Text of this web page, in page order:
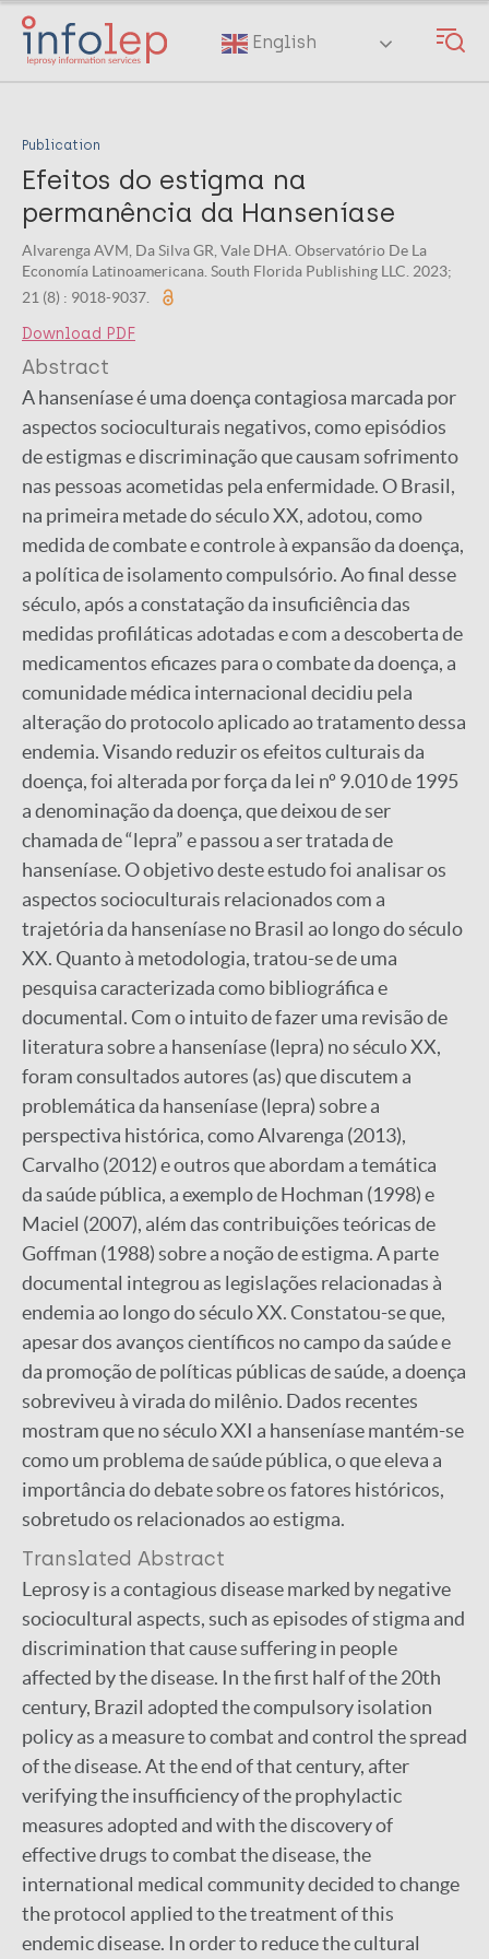
Skip
main
English
Publication
Efeitos do estigma na
permanência da Hanseníase
Alvarenga AVM, Da Silva GR, Vale DHA. Observatório De La
Economía Latinoamericana. South Florida Publishing LLC. 2023;
21 (8) : 9018-9037.
Download PDF
Abstract
A hanseníase é uma doença contagiosa marcada por
aspectos socioculturais negativos, como episódios
de estigmas e discriminação que causam sofrimento
nas pessoas acometidas pela enfermidade. O Brasil,
na primeira metade do século XX, adotou, como
medida de combate e controle à expansão da doença,
a política de isolamento compulsório. Ao final desse
século, após a constatação da insuficiência das
medidas profiláticas adotadas e com a descoberta de
medicamentos eficazes para o combate da doença, a
comunidade médica internacional decidiu pela
alteração do protocolo aplicado ao tratamento dessa
endemia. Visando reduzir os efeitos culturais da
doença, foi alterada por força da lei nº 9.010 de 1995
a denominação da doença, que deixou de ser
chamada de “lepra” e passou a ser tratada de
hanseníase. O objetivo deste estudo foi analisar os
aspectos socioculturais relacionados com a
trajetória da hanseníase no Brasil ao longo do século
XX. Quanto à metodologia, tratou-se de uma
pesquisa caracterizada como bibliográfica e
documental. Com o intuito de fazer uma revisão de
literatura sobre a hanseníase (lepra) no século XX,
foram consultados autores (as) que discutem a
problemática da hanseníase (lepra) sobre a
perspectiva histórica, como Alvarenga (2013),
Carvalho (2012) e outros que abordam a temática
da saúde pública, a exemplo de Hochman (1998) e
Maciel (2007), além das contribuições teóricas de
Goffman (1988) sobre a noção de estigma. A parte
documental integrou as legislações relacionadas à
endemia ao longo do século XX. Constatou-se que,
apesar dos avanços científicos no campo da saúde e
da promoção de políticas públicas de saúde, a doença
sobreviveu à virada do milênio. Dados recentes
mostram que no século XXI a hanseníase mantém-se
como um problema de saúde pública, o que eleva a
importância do debate sobre os fatores históricos,
sobretudo os relacionados ao estigma.
Translated Abstract
Leprosy is a contagious disease marked by negative
sociocultural aspects, such as episodes of stigma and
discrimination that cause suffering in people
affected by the disease. In the first half of the 20th
century, Brazil adopted the compulsory isolation
policy as a measure to combat and control the spread
of the disease. At the end of that century, after
verifying the insufficiency of the prophylactic
measures adopted and with the discovery of
effective drugs to combat the disease, the
international medical community decided to change
the protocol applied to the treatment of this
endemic disease. In order to reduce the cultural